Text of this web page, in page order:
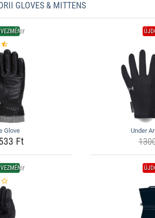
GLOVES & MITTENS
Glove
Ft
Under